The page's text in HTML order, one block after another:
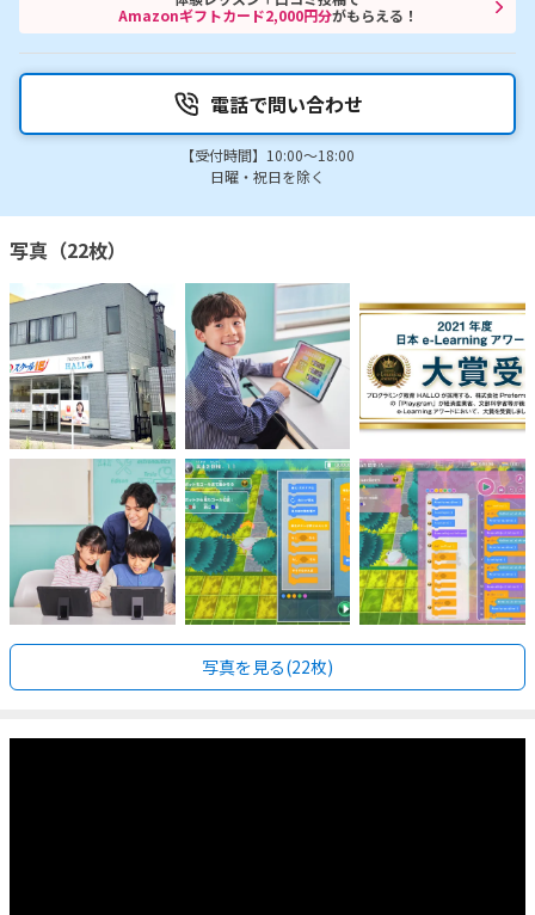
Amazonギフトカード2,000円分がもらえる！
電話で問い合わせ
【受付時間】10:00～18:00
日曜・祝日を除く
写真（22枚）
写真を見る(22枚)